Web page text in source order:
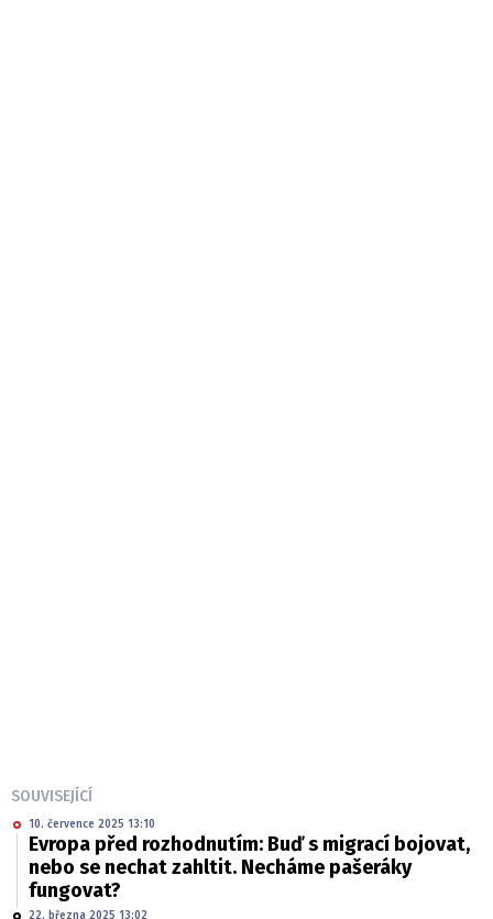
SOUVISEJÍCÍ
10. července 2025 13:10
Evropa před rozhodnutím: Buď s migrací bojovat,
nebo se nechat zahltit. Necháme pašeráky
fungovat?
22. března 2025 13:02